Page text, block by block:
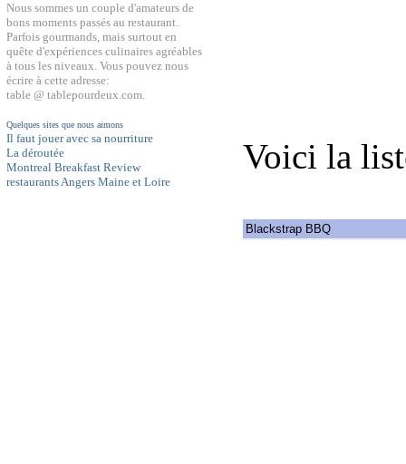
Nous sommes un couple d'amateurs de
bons moments passés au restaurant.
Parfois gourmands, mais surtout en
quête d'expériences culinaires agréables
à tous les niveaux. Vous pouvez nous
écrire à cette adresse:
table @ tablepourdeux.com.
Quelques sites que nous aimons
Il faut jouer avec sa nourriture
La déroutée
Montreal Breakfast Review
restaurants Angers Maine et Loire
Voici la
Blackstrap BBQ